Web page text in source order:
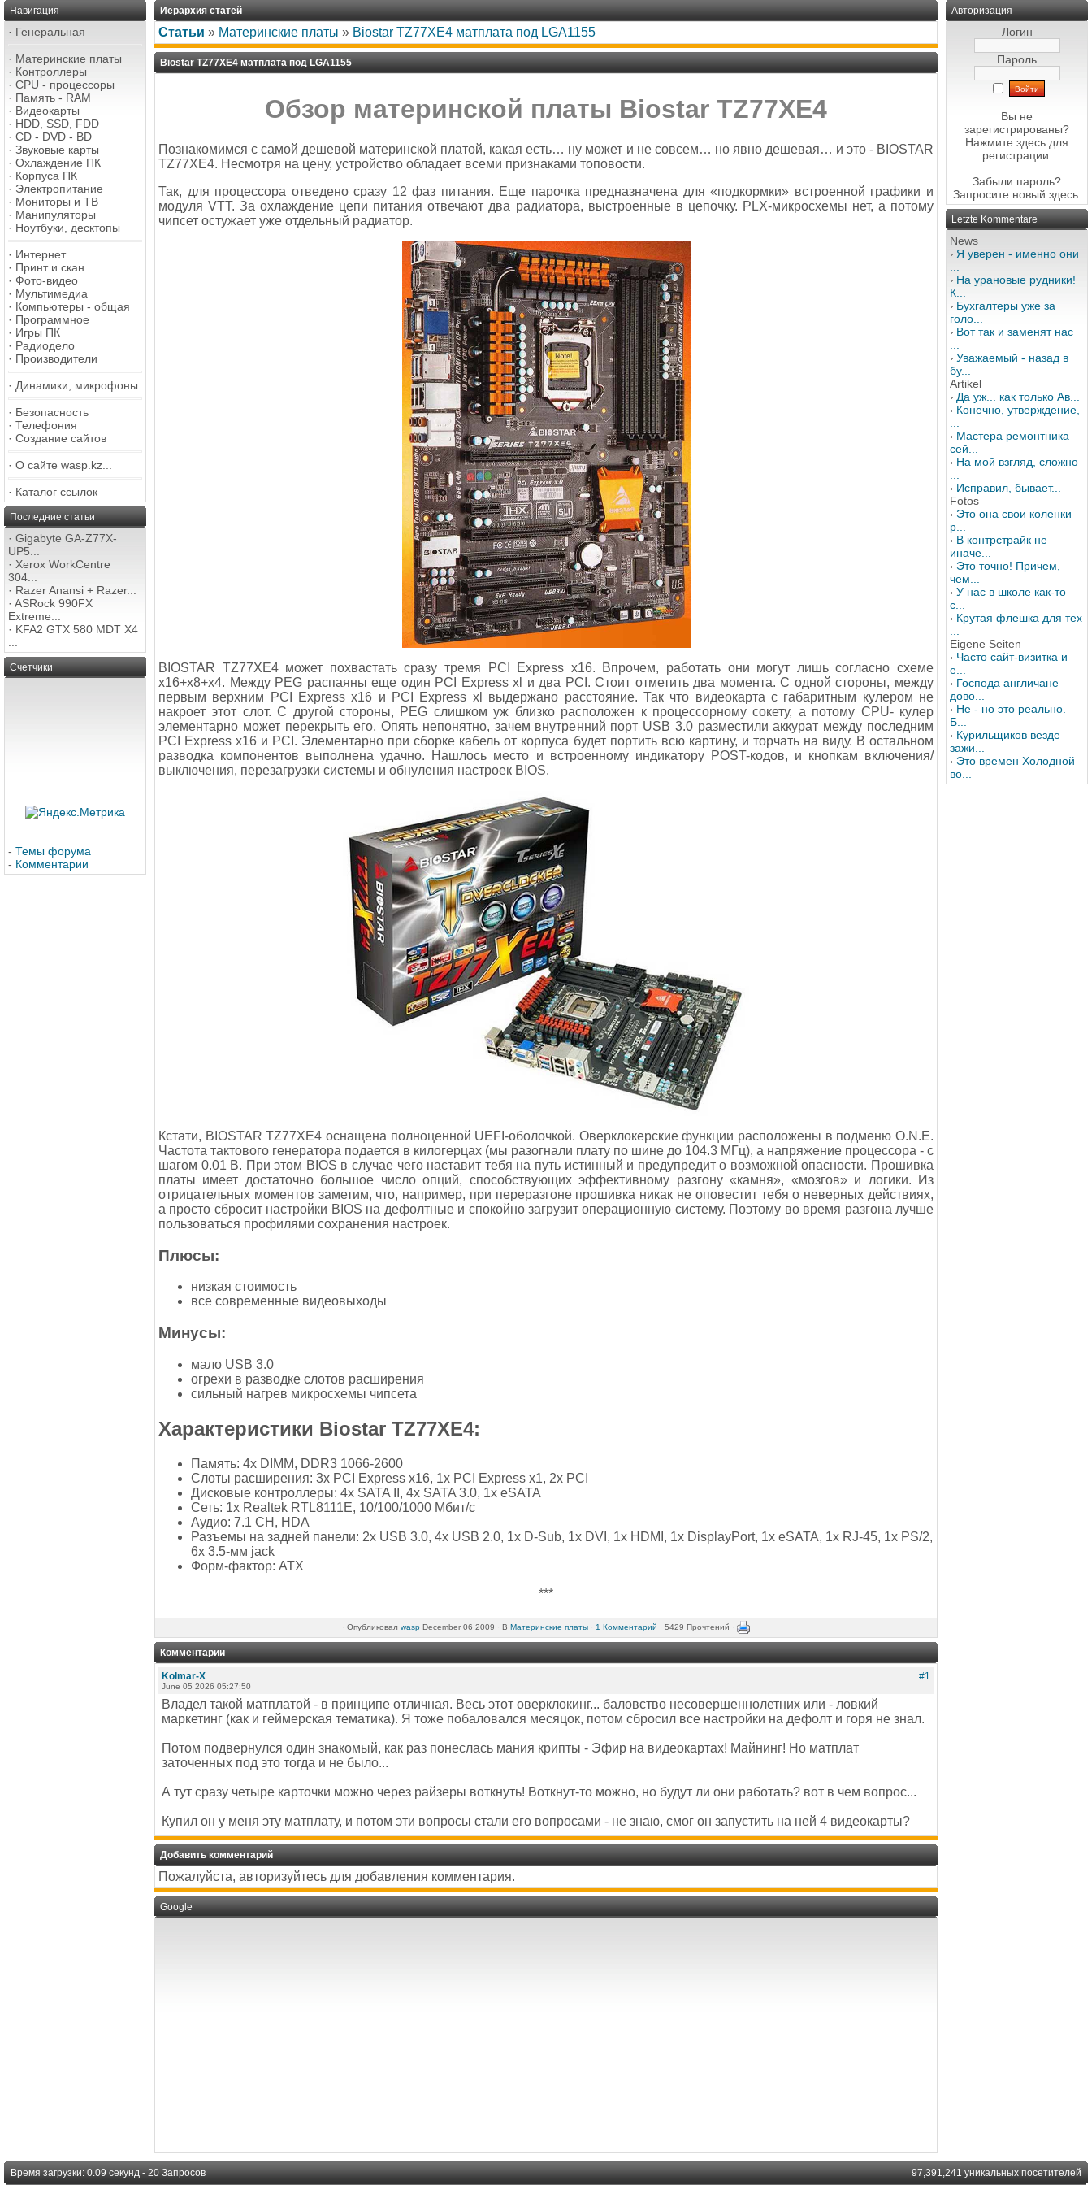
Навигация
· Генеральная
· Материнские платы
· Контроллеры
· CPU - процессоры
· Память - RAM
· Видеокарты
· HDD, SSD, FDD
· CD - DVD - BD
· Звуковые карты
· Охлаждение ПК
· Корпуса ПК
· Электропитание
· Мониторы и ТВ
· Манипуляторы
· Ноутбуки, десктопы
· Интернет
· Принт и скан
· Фото-видео
· Мультимедиа
· Компьютеры - общая
· Программное
· Игры ПК
· Радиодело
· Производители
· Динамики, микрофоны
· Безопасность
· Телефония
· Создание сайтов
· О сайте wasp.kz...
· Каталог ссылок
Последние статьи
· Gigabyte GA-Z77X-
UP5...
· Xerox WorkCentre
304...
· Razer Anansi + Razer...
· ASRock 990FX
Extreme...
· KFA2 GTX 580 MDT X4
Счетчики
- Темы форума
- Комментарии
Иерархия статей
Статьи » Материнские платы » Biostar TZ77XE4 матплата под LGA1155
Biostar TZ77XE4 матплата под LGA1155
Обзор материнской платы Biostar TZ77XE4
Познакомимся с самой дешевой материнской платой, какая есть… ну может и не совсем… но явно дешевая… и это - BIOSTAR
TZ77XE4. Несмотря на цену, устройство обладает всеми признаками топовости.
Так, для процессора отведено сразу 12 фаз питания. Еще парочка предназначена для «подкормки» встроенной графики и
модуля VTT. За охлаждение цепи питания отвечают два радиатора, выстроенные в цепочку. PLX-микросхемы нет, а потому
чипсет остужает уже отдельный радиатор.
BIOSTAR TZ77XE4 может похвастать сразу тремя PCI Express х16. Впрочем, работать они могут лишь согласно схеме
х16+х8+х4. Между PEG распаяны еще один PCI Express xl и два PCI. Стоит отметить два момента. С одной стороны, между
первым верхним PCI Express х16 и PCI Express xl выдержано расстояние. Так что видеокарта с габаритным кулером не
накроет этот слот. С другой стороны, PEG слишком уж близко расположен к процессорному сокету, а потому CPU- кулер
элементарно может перекрыть его. Опять непонятно, зачем внутренний порт USB 3.0 разместили аккурат между последним
PCI Express х16 и PCI. Элементарно при сборке кабель от корпуса будет портить всю картину, и торчать на виду. В остальном
разводка компонентов выполнена удачно. Нашлось место и встроенному индикатору POST-кодов, и кнопкам включения/
выключения, перезагрузки системы и обнуления настроек BIOS.
Кстати, BIOSTAR TZ77XE4 оснащена полноценной UEFI-оболочкой. Оверклокерские функции расположены в подменю O.N.E.
Частота тактового генератора подается в килогерцах (мы разогнали плату по шине до 104.3 МГц), а напряжение процессора - с
шагом 0.01 В. При этом BIOS в случае чего наставит тебя на путь истинный и предупредит о возможной опасности. Прошивка
платы имеет достаточно большое число опций, способствующих эффективному разгону «камня», «мозгов» и логики. Из
отрицательных моментов заметим, что, например, при переразгоне прошивка никак не оповестит тебя о неверных действиях,
а просто сбросит настройки BIOS на дефолтные и спокойно загрузит операционную систему. Поэтому во время разгона лучше
пользоваться профилями сохранения настроек.
Плюсы:
низкая стоимость
все современные видеовыходы
Минусы:
мало USB 3.0
огрехи в разводке слотов расширения
сильный нагрев микросхемы чипсета
Характеристики Biostar TZ77XE4:
Память: 4х DIMM, DDR3 1066-2600
Слоты расширения: 3х PCI Express х16, 1x PCI Express x1, 2x PCI
Дисковые контроллеры: 4x SATA II, 4x SATA 3.0, 1x eSATA
Сеть: 1x Realtek RTL8111E, 10/100/1000 Мбит/с
Аудио: 7.1 CH, HDA
Разъемы на задней панели: 2х USB 3.0, 4х USB 2.0, 1x D-Sub, 1x DVI, 1x HDMI, 1x DisplayPort, 1x eSATA, 1x RJ-45, 1x PS/2,
6x 3.5-мм jack
Форм-фактор: ATX
***
· Опубликовал wasp December 06 2009 · В Материнские платы · 1 Комментарий · 5429 Прочтений ·
Комментарии
#1
Kolmar-X
June 05 2026 05:27:50
Владел такой матплатой - в принципе отличная. Весь этот оверклокинг... баловство несовершеннолетних или - ловкий
маркетинг (как и геймерская тематика). Я тоже побаловался месяцок, потом сбросил все настройки на дефолт и горя не знал.
Потом подвернулся один знакомый, как раз понеслась мания крипты - Эфир на видеокартах! Майнинг! Но матплат
заточенных под это тогда и не было...
А тут сразу четыре карточки можно через райзеры воткнуть! Воткнут-то можно, но будут ли они работать? вот в чем вопрос...
Купил он у меня эту матплату, и потом эти вопросы стали его вопросами - не знаю, смог он запустить на ней 4 видеокарты?
Добавить комментарий
Пожалуйста, авторизуйтесь для добавления комментария.
Google
Авторизация
Логин
Пароль
Вы не
зарегистрированы?
Нажмите здесь для
регистрации.
Забыли пароль?
Запросите новый здесь.
Letzte Kommentare
News
Я уверен - именно они
На урановые рудники!
К...
Бухгалтеры уже за
голо...
Вот так и заменят нас
Уважаемый - назад в
бу...
Artikel
Да уж... как только Ав...
Конечно, утверждение,
Мастера ремонтника
сей...
На мой взгляд, сложно
Исправил, бывает...
Fotos
Это она свои коленки
р...
В контрстрайк не
иначе...
Это точно! Причем,
чем...
У нас в школе как-то
с...
Крутая флешка для тех
Eigene Seiten
Часто сайт-визитка и
е...
Господа англичане
дово...
Не - но это реально.
Б...
Курильщиков везде
зажи...
Это времен Холодной
во...
Время загрузки: 0.09 секунд - 20 Запросов 97,391,241 уникальных посетителей